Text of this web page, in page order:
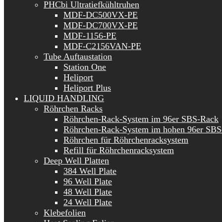
PHCbi Ultratiefkühltruhen
MDF-DC500VX-PE
MDF-DC700VX-PE
MDF-1156-PE
MDF-C2156VAN-PE
Tube Auftaustation
Station One
Heliport
Heliport Plus
LIQUID HANDLING
Röhrchen Racks
Röhrchen-Rack-System im 96er SBS-Rack
Röhrchen-Rack-System im hohen 96er
Röhrchen für Röhrchenracksystem
Refill für Röhrchenracksystem
Deep Well Platten
384 Well Plate
96 Well Plate
48 Well Plate
24 Well Plate
Klebefolien